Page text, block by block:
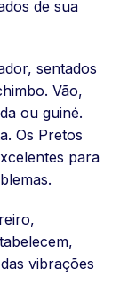
de sua
sentados
Vão,
ou guiné.
Os Pretos
para
vibrações